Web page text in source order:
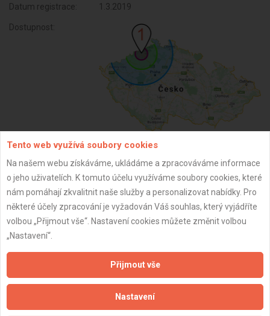
Datum registrace: 1.3.2019
Dostupnost:
ZPĚT
Aktualizováno z portálu ARES dne 31.12.2024 06:15:09
Důležité informace
Tento web využívá soubory cookies
Na našem webu získáváme, ukládáme a zpracováváme informace
o jeho uživatelích. K tomuto účelu využíváme soubory cookies, které
nám pomáhají zkvalitnit naše služby a personalizovat nabídky. Pro
některé účely zpracování je vyžadován Váš souhlas, který vyjádříte
volbou „Přijmout vše“. Nastavení cookies můžete změnit volbou
„Nastavení“.
Přijmout vše
Nastavení